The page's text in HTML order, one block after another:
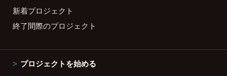
新着プロジェクト
終了間際のプロジェクト
プロジェクトを始める